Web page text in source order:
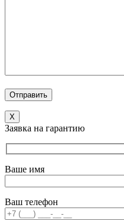
X
Заявка на гарантию
Ваше имя
Ваш телефон